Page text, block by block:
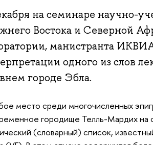
на семинаре научно-
Востока и Северной
манистранта
одного из слов
городе Эбла.
место среди многочисленных
городище Телль-Мардих на
(словарный) список,